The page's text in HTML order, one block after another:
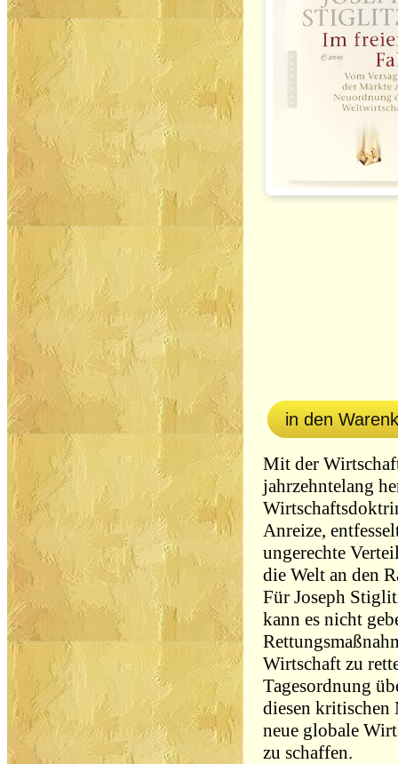
in den
Mit der
jahrzehntelang
Anreize,
ungerechte
die Welt an den
Für Joseph
kann es nicht
Wirtschaft zu
Tagesordnung
diesen kritischen
neue globale
zu schaffen.